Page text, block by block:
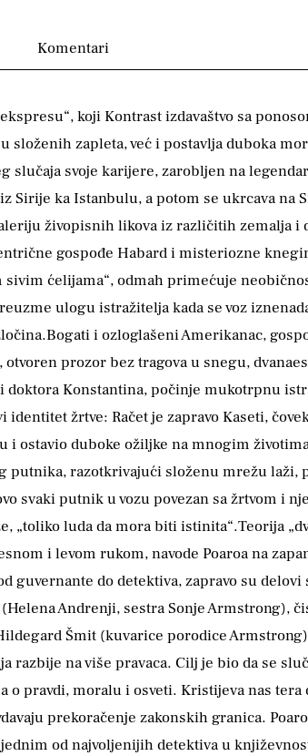
Komentari
koji Kontrast izdavaštvo sa
zapleta, već i postavlja duboka
slučaja svoje karijere, zarobljen na
Sirije ka Istanbulu, a potom se ukrcava
živopisnih likova iz različitih zemalja i
gospođe Habard i misteriozne
ćelijama“, odmah primećuje
ulogu istražitelja kada se voz
i ozloglašeni Amerikanac,
prozor bez tragova u snegu,
Konstantina, počinje mukotrpnu
žrtve: Račet je zapravo Kaseti,
ostavio duboke ožiljke na mnogim
putnika, razotkrivajući složenu mrežu laži,
svaki putnik u vozu povezan sa žrtvom i
„toliko luda da mora biti istinita“.Teorija
i levom rukom, navode Poaroa na
guvernante do detektiva, zapravo su
Andrenji, sestra Sonje Armstrong),
Šmit (kuvarice porodice
na više pravaca. Cilj je bio da se
pravdi, moralu i osveti. Kristijeva nas
prekoračenje zakonskih granica.
od najvoljenijih detektiva u